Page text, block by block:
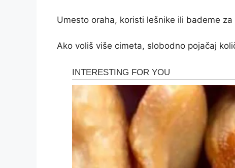
Umesto oraha, koristi lešnike ili bademe
Ako voliš više cimeta, slobodno pojačaj